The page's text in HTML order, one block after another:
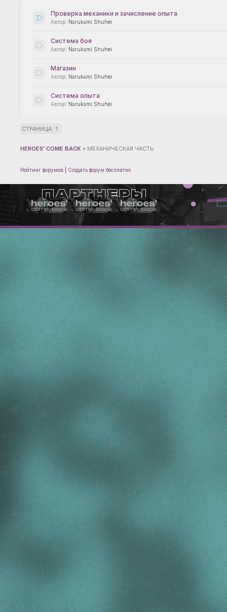
Проверка механики и зачисление опыта
Narukami Shuhei
Система боя
Narukami Shuhei
Магазин
Narukami Shuhei
Система опыта
Narukami Shuhei
СТРАНИЦА: 1
HEROES' COME BACK » МЕХАНИЧЕСКАЯ ЧАСТЬ
Рейтинг форумов Создать форум бесплатно